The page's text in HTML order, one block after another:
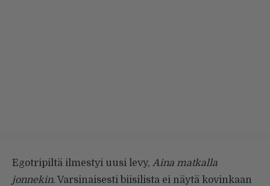
Egotripiltä ilmestyi uusi levy, Aina matkalla
jonnekin. Varsinaisesti biisilista ei näytä kovinkaan